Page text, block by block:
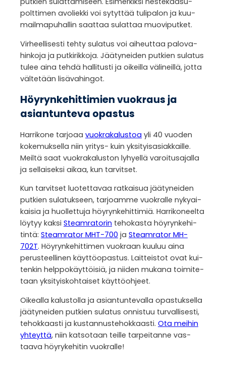
polt­ti­men avo­liekki voi sytyt­tää tuli­pa­lon ja kuu­
mail­ma­pu­hal­lin saat­taa sulat­taa muo­vi­put­ket.
Vir­heel­li­sesti tehty sula­tus voi aiheut­taa palo­va­
hin­koja ja put­ki­rik­koja. Jää­ty­nei­den put­kien sula­tus
tulee aina tehdä hal­li­tusti ja oikeilla väli­neillä, jotta
väl­te­tään lisä­va­hin­got.
Höy­ryn­ke­hit­ti­mien vuo­kraus ja
asian­tun­teva opas­tus
Har­ri­kone tar­joaa vuo­kra­ka­lus­toa yli 40 vuo­den
koke­muk­sella niin yri­tys- kuin yksi­tyis­asiak­kaille.
Meiltä saat vuo­kra­ka­lus­ton lyhyellä varoi­tusa­jalla
ja sel­lai­seksi aikaa, kun tar­vit­set.
Kun tar­vit­set luo­tet­ta­vaa rat­kai­sua jää­ty­nei­den
put­kien sula­tuk­seen, tar­joamme vuo­kralle nyky­ai­
kai­sia ja huol­let­tuja höy­ryn­ke­hit­ti­miä. Har­ri­ko­neelta
löy­tyy kaksi Steam­ra­to­rin teho­kasta höy­ryn­ke­hi­
tintä: Steam­ra­tor MHT-700 ja Steam­ra­tor MH-
702T. Höy­ryn­ke­hit­ti­men vuo­kraan kuu­luu aina
perus­teel­li­nen käyt­tö­opas­tus. Lait­teis­tot ovat kui­
ten­kin help­po­käyt­töi­siä, ja nii­den mukana toi­mi­te­
taan yksi­tyis­koh­tai­set käyt­tö­oh­jeet.
Oikealla kalus­tolla ja asian­tun­te­valla opas­tuk­sella
jää­ty­nei­den put­kien sula­tus onnis­tuu tur­val­li­sesti,
tehok­kaasti ja kus­tan­nus­te­hok­kaasti. Ota mei­hin
yhteyttä, niin kat­so­taan teille tar­pei­tanne vas­
taava höy­ry­ke­hi­tin vuo­kralle!